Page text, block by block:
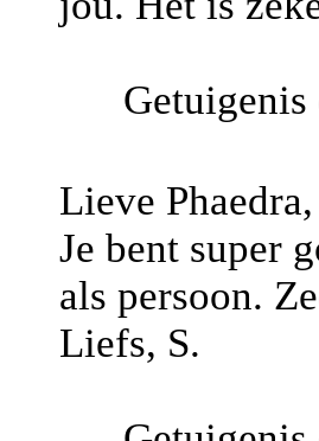
Getuigenis
Lieve Phaedra,
Je bent super
als persoon.
Liefs, S.